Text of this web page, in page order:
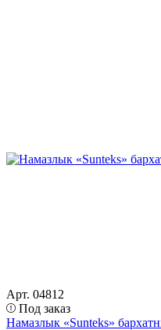
Арт. 04812
Под заказ
Намазлык «Sunteks»